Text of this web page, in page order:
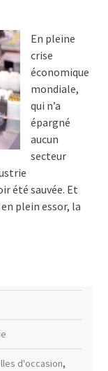
En pleine
crise
économique
mondiale,
qui n’a
épargné
aucun
secteur
été sauvée. Et
plein essor, la
d'occasion,